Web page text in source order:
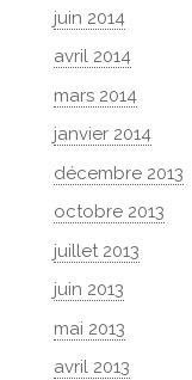
juin 2014
avril 2014
mars 2014
janvier 2014
décembre 2013
octobre 2013
juillet 2013
juin 2013
mai 2013
avril 2013